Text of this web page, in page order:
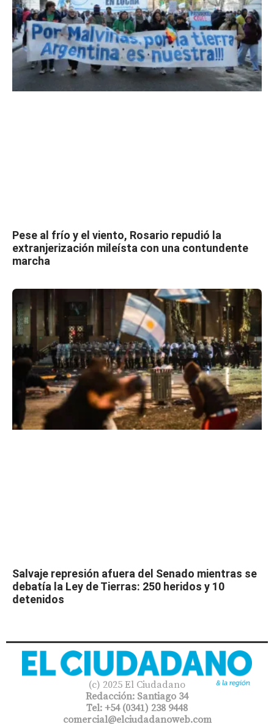
Pese al frío y el viento, Rosario repudió la
extranjerización mileísta con una contundente
marcha
Salvaje represión afuera del Senado mientras se
debatía la Ley de Tierras: 250 heridos y 10
detenidos
(c) 2025 El Ciudadano
Redacción: Santiago 34
Tel: +54 (0341) 238 9448
comercial@elciudadanoweb.com​